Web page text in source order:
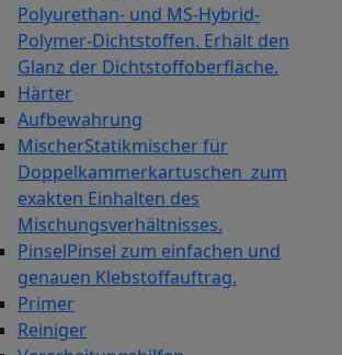
Polyurethan- und MS-Hybrid-
Polymer-Dichtstoffen. Erhält den
Glanz der Dichtstoffoberfläche.
Härter
Aufbewahrung
MischerStatikmischer für
Doppelkammerkartuschen zum
exakten Einhalten des
Mischungsverhältnisses.
PinselPinsel zum einfachen und
genauen Klebstoffauftrag.
Primer
Reiniger